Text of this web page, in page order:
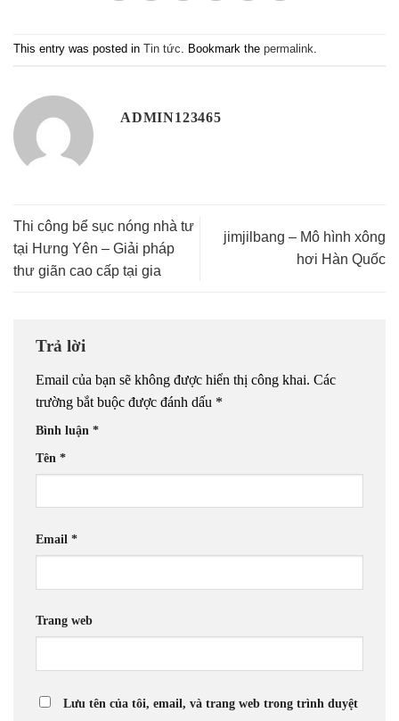
This entry was posted in Tin tức. Bookmark the permalink.
ADMIN123465
Thi công bể sục nóng nhà tư
tại Hưng Yên – Giải pháp
thư giãn cao cấp tại gia
jimjilbang – Mô hình xông
hơi Hàn Quốc
Trả lời
Email của bạn sẽ không được hiển thị công khai. Các
trường bắt buộc được đánh dấu *
Bình luận *
Tên *
Email *
Trang web
Lưu tên của tôi, email, và trang web trong trình duyệt